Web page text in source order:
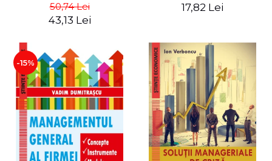
50,74 Lei
43,13 Lei
17,82 Lei
-15%